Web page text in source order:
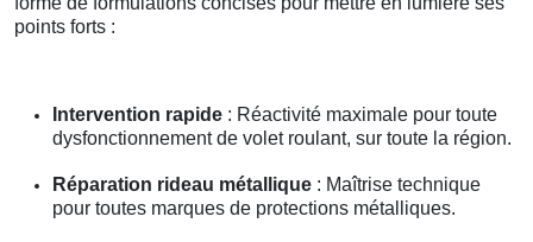
points forts :
Intervention rapide : Réactivité maximale pour toute
dysfonctionnement de volet roulant, sur toute la région.
Réparation rideau métallique : Maîtrise technique
pour toutes marques de protections métalliques.